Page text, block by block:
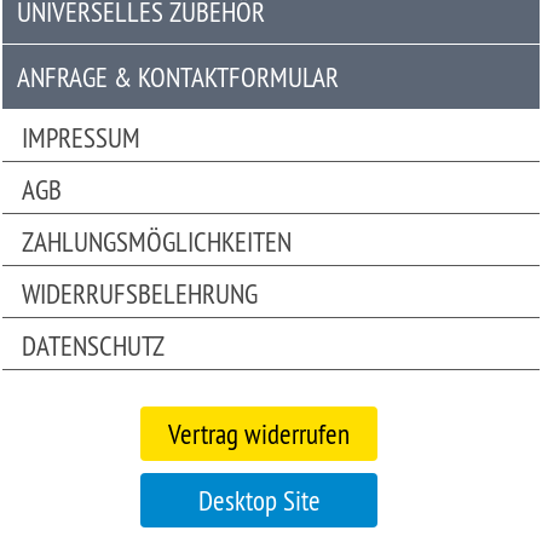
Universelles
Zubehör
Anfrage
&
Kontaktformular
Garage
|
Carport
UNIVERSELLES ZUBEHÖR
ANFRAGE & KONTAKTFORMULAR
IMPRESSUM
AGB
ZAHLUNGSMÖGLICHKEITEN
WIDERRUFSBELEHRUNG
DATENSCHUTZ
Vertrag widerrufen
Desktop Site